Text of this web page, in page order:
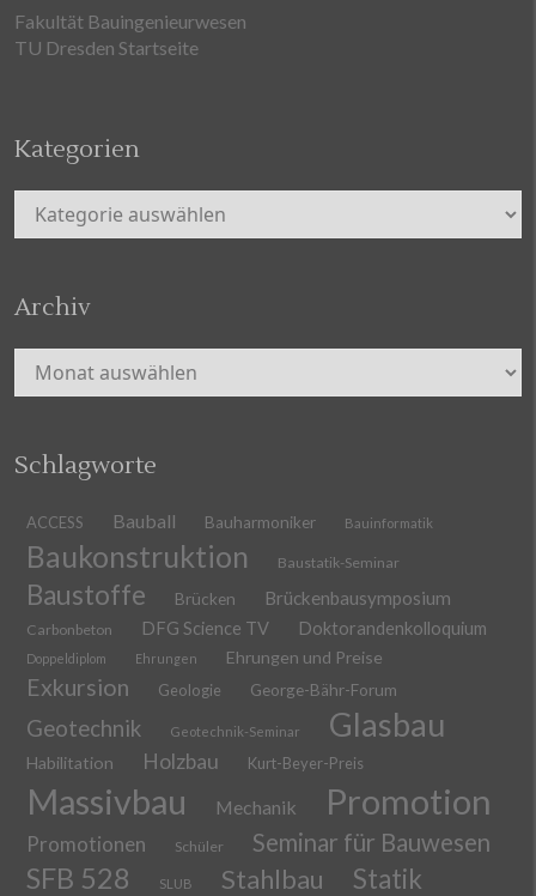
Fakultät Bauingenieurwesen
TU Dresden Startseite
Kategorien
Kategorien
Archiv
Archiv
Schlagworte
ACCESS Bauball Bauharmoniker Bauinformatik
Baukonstruktion Baustatik-Seminar
Baustoffe Brücken Brückenbausymposium
Carbonbeton DFG Science TV Doktorandenkolloquium
Doppeldiplom Ehrungen Ehrungen und Preise
Exkursion Geologie George-Bähr-Forum
Geotechnik Geotechnik-Seminar Glasbau
Habilitation Holzbau Kurt-Beyer-Preis
Massivbau Mechanik Promotion
Promotionen Schüler Seminar für Bauwesen
SFB 528 SLUB Stahlbau Statik